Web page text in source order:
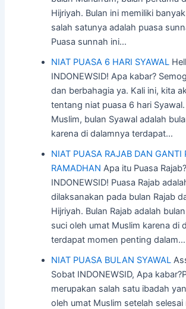
Hijriyah. Bulan ini memiliki
salah satunya adalah puasa
Puasa sunnah ini…
NIAT PUASA 6 HARI SYAWAL
INDONEWSID! Apa kabar?
dan berbahagia ya. Kali ini, kita
tentang niat puasa 6 hari
Muslim, bulan Syawal adalah
karena di dalamnya terdapat…
NIAT PUASA RAJAB DAN GANTI
RAMADHAN Apa itu Puasa
INDONEWSID! Puasa Rajab
dilaksanakan pada bulan Rajab
Hijriyah. Bulan Rajab adalah
suci oleh umat Muslim karena di
terdapat momen penting dalam…
NIAT PUASA BULAN SYAWAL
Sobat INDONEWSID, Apa
merupakan salah satu ibadah
oleh umat Muslim setelah selesai